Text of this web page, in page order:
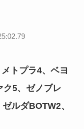
トプラ4、ベヨ
ク5、ゼノブレ
ルダBOTW2、